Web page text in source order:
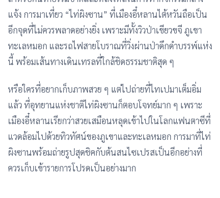
แจ้ง การมาเที่ยว “ไท่ผิงซาน” ที่เมืองอี๋หลานไต้หวันถือเป็น
อีกจุดที่ไม่ควรพลาดอย่างยิ่ง เพราะมีทั้งวิวป่าเขียวขจี ภูเขา
ทะเลหมอก และรถไฟสายโบราณที่วิ่งผ่านป่าดึกดำบรรพ์แห่ง
นี้ พร้อมเส้นทางเดินเทรลที่ใกล้ชิดธรรมชาติสุด ๆ
หรือใครที่อยากเก็บภาพสวย ๆ แต่ไปถ่ายที่ไทเปมาเต็มอิ่ม
แล้ว ที่อุทยานแห่งชาติไท่ผิงซานก็ตอบโจทย์มาก ๆ เพราะ
เมืองอี๋หลานเรียกว่าสวยเสมือนหลุดเข้าไปในโลกแฟนตาซีที่
แวดล้อมไปด้วยทิวทัศน์ของภูเขาและทะเลหมอก การมาที่ไท่
ผิงซานพร้อมถ่ายรูปสุดชิคกับต้นสนไซเปรสเป็นอีกอย่างที่
ควรเก็บเข้ารายการโปรดเป็นอย่างมาก